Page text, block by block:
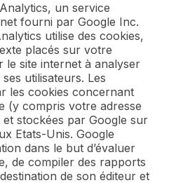
un service
fourni par Google Inc.
utilise des cookies,
placés sur votre
le site internet à analyser
utilisateurs. Les
les cookies concernant
(y compris votre adresse
stockées par Google sur
Etats-Unis. Google
dans le but d’évaluer
de compiler des rapports
de son éditeur et